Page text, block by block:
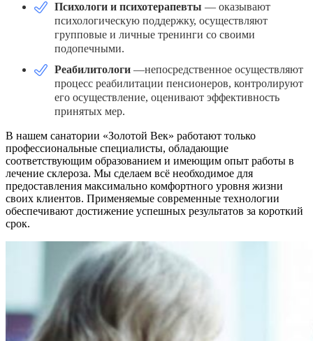
Психологи и психотерапевты — оказывают
психологическую поддержку, осуществляют
групповые и личные тренинги со своими
подопечными.
Реабилитологи —непосредственное осуществляют
процесс реабилитации пенсионеров, контролируют
его осуществление, оценивают эффективность
принятых мер.
В нашем санатории «Золотой Век» работают только
профессиональные специалисты, обладающие
соответствующим образованием и имеющим опыт работы в
лечение склероза. Мы сделаем всё необходимое для
предоставления максимально комфортного уровня жизни
своих клиентов. Применяемые современные технологии
обеспечивают достижение успешных результатов за короткий
срок.